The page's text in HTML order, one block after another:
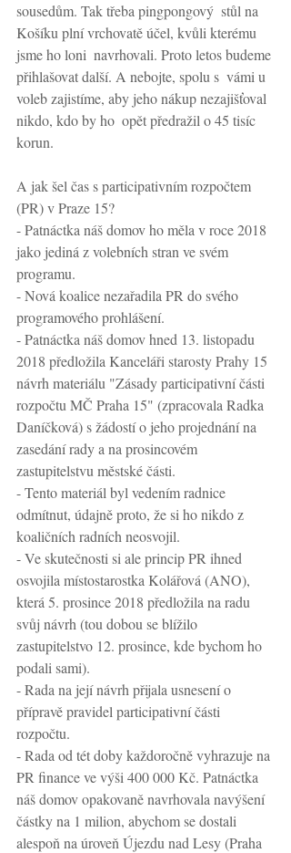
sousedům. Tak třeba pingpongový  stůl na
Košíku plní vrchovatě účel, kvůli kterému
jsme ho loni  navrhovali. Proto letos budeme
přihlašovat další. A nebojte, spolu s  vámi u
voleb zajistíme, aby jeho nákup nezajišťoval
nikdo, kdo by ho  opět předražil o 45 tisíc
korun.
A jak šel čas s participativním rozpočtem
(PR) v Praze 15?
- Patnáctka náš domov ho měla v roce 2018
jako jediná z volebních stran ve svém
programu.
- Nová koalice nezařadila PR do svého
programového prohlášení.
- Patnáctka náš domov hned 13. listopadu
2018 předložila Kanceláři starosty Prahy 15
návrh materiálu "Zásady participativní části
rozpočtu MČ Praha 15" (zpracovala Radka
Daníčková) s žádostí o jeho projednání na
zasedání rady a na prosincovém
zastupitelstvu městské části.
- Tento materiál byl vedením radnice
odmítnut, údajně proto, že si ho nikdo z
koaličních radních neosvojil.
- Ve skutečnosti si ale princip PR ihned
osvojila místostarostka Kolářová (ANO),
která 5. prosince 2018 předložila na radu
svůj návrh (tou dobou se blížilo
zastupitelstvo 12. prosince, kde bychom ho
podali sami).
- Rada na její návrh přijala usnesení o
přípravě pravidel participativní části
rozpočtu.
- Rada od tét doby každoročně vyhrazuje na
PR finance ve výši 400 000 Kč. Patnáctka
náš domov opakovaně navrhovala navýšení
částky na 1 milion, abychom se dostali
alespoň na úroveň Újezdu nad Lesy (Praha